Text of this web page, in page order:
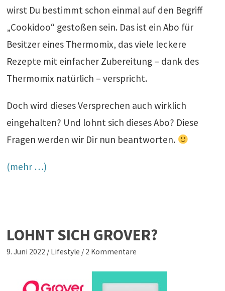
wirst Du bestimmt schon einmal auf den Begriff
„Cookidoo“ gestoßen sein. Das ist ein Abo für
Besitzer eines Thermomix, das viele leckere
Rezepte mit einfacher Zubereitung – dank des
Thermomix natürlich – verspricht.
Doch wird dieses Versprechen auch wirklich
eingehalten? Und lohnt sich dieses Abo? Diese
Fragen werden wir Dir nun beantworten.
(mehr …)
LOHNT SICH GROVER?
9. Juni 2022 / Lifestyle / 2 Kommentare